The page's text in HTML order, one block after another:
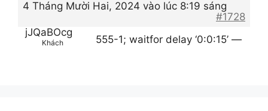
4 Tháng Mười Hai, 2024 vào lúc 8:19 sáng
#1728
jJQaBOcg
Khách 555-1; waitfor delay ‘0:0:15’ —